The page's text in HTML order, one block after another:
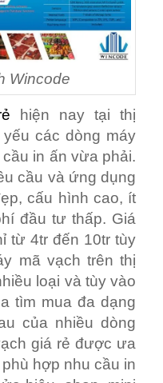
Wincode
hiện nay tại thị
các dòng máy
in ấn vừa phải.
cầu và ứng dụng
cấu hình cao, ít
đầu tư thấp. Giá
từ 4tr đến 10tr tùy
mã vạch trên thị
loại và tùy vào
tìm mua đa dạng
của nhiều dòng
giá rẻ được ưa
hợp nhu cầu in